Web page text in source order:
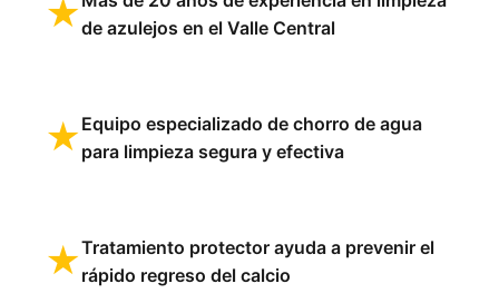
★de azulejos en el Valle Central
★ Equipo especializado de chorro de agua
para limpieza segura y efectiva
★Tratamiento protector ayuda a prevenir el
rápido regreso del calcio